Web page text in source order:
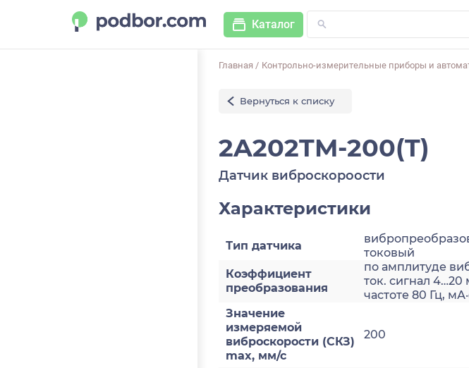
Каталог
Главная / Контрольно-измерительные приборы и
Вернуться к списку
2A202TM-200(T)
Датчик виброскороости
Характеристики
Тип датчика
токовый
Коэффициент
преобразования
по амплитуде
ток. сигнал 4…20
частоте 80 Гц,
Значение
измеряемой
виброскорости (СКЗ)
max, мм/с
200